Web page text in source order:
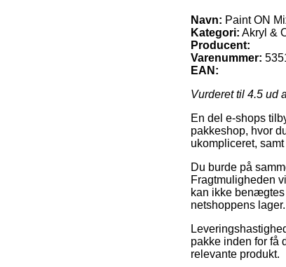
Navn: Paint ON
Kategori: Akryl &
Producent:
Varenummer:
EAN:
Vurderet til 4.5 ud
En del e-shops
pakkeshop, hvor
ukompliceret,
Du burde på
Fragtmuligheden
kan ikke
netshoppens lager.
pakke inden for få
relevante produkt.